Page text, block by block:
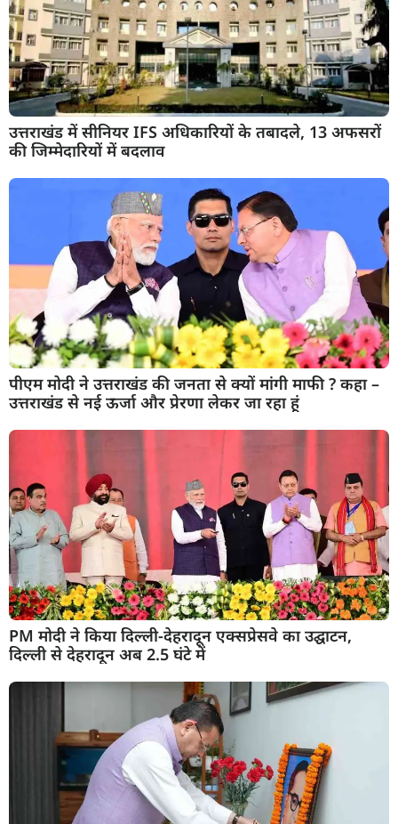
उत्तराखंड में सीनियर IFS अधिकारियों के तबादले, 13 अफसरों
की जिम्मेदारियों में बदलाव
पीएम मोदी ने उत्तराखंड की जनता से क्यों मांगी माफी ? कहा –
उत्तराखंड से नई ऊर्जा और प्रेरणा लेकर जा रहा हूं
PM मोदी ने किया दिल्ली-देहरादून एक्सप्रेसवे का उद्घाटन,
दिल्ली से देहरादून अब 2.5 घंटे में